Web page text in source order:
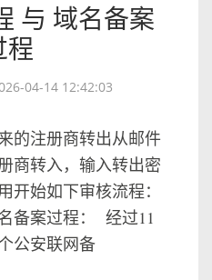
与 域名备案
程
04-14 12:42:03
的注册商转出从邮件
商转入，输入转出密
开始如下审核流程：
备案过程： 经过11
公安联网备